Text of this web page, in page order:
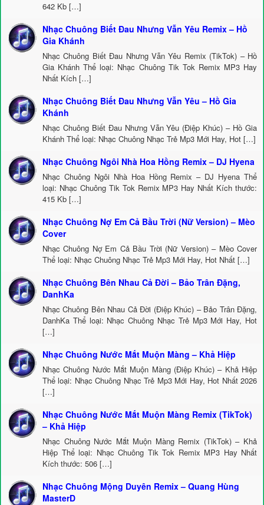
642 Kb […]
Nhạc Chuông Biết Đau Nhưng Vẫn Yêu Remix – Hồ
Gia Khánh
Nhạc Chuông Biết Đau Nhưng Vẫn Yêu Remix (TikTok) – Hồ
Gia Khánh Thể loại: Nhạc Chuông Tik Tok Remix MP3 Hay
Nhất Kích […]
Nhạc Chuông Biết Đau Nhưng Vẫn Yêu – Hồ Gia
Khánh
Nhạc Chuông Biết Đau Nhưng Vẫn Yêu (Điệp Khúc) – Hồ Gia
Khánh Thể loại: Nhạc Chuông Nhạc Trẻ Mp3 Mới Hay, Hot […]
Nhạc Chuông Ngôi Nhà Hoa Hồng Remix – DJ Hyena
Nhạc Chuông Ngôi Nhà Hoa Hồng Remix – DJ Hyena Thể
loại: Nhạc Chuông Tik Tok Remix MP3 Hay Nhất Kích thước:
415 Kb […]
Nhạc Chuông Nợ Em Cả Bầu Trời (Nữ Version) – Mèo
Cover
Nhạc Chuông Nợ Em Cả Bầu Trời (Nữ Version) – Mèo Cover
Thể loại: Nhạc Chuông Nhạc Trẻ Mp3 Mới Hay, Hot Nhất […]
Nhạc Chuông Bên Nhau Cả Đời – Bảo Trân Đặng,
DanhKa
Nhạc Chuông Bên Nhau Cả Đời (Điệp Khúc) – Bảo Trân Đặng,
DanhKa Thể loại: Nhạc Chuông Nhạc Trẻ Mp3 Mới Hay, Hot
[…]
Nhạc Chuông Nước Mắt Muộn Màng – Khả Hiệp
Nhạc Chuông Nước Mắt Muộn Màng (Điệp Khúc) – Khả Hiệp
Thể loại: Nhạc Chuông Nhạc Trẻ Mp3 Mới Hay, Hot Nhất 2026
[…]
Nhạc Chuông Nước Mắt Muộn Màng Remix (TikTok)
– Khả Hiệp
Nhạc Chuông Nước Mắt Muộn Màng Remix (TikTok) – Khả
Hiệp Thể loại: Nhạc Chuông Tik Tok Remix MP3 Hay Nhất
Kích thước: 506 […]
Nhạc Chuông Mộng Duyên Remix – Quang Hùng
MasterD